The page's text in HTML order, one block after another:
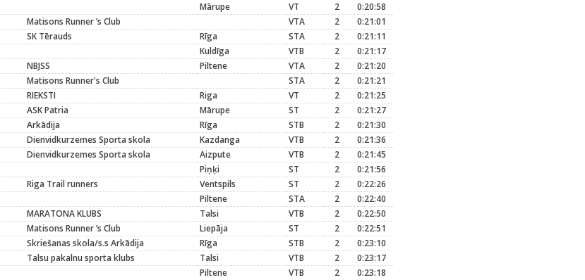
Mārupe VT 2
0:20:58
Matisons Runner ’s Club VTA 2
0:21:01
SK Tērauds Rīga STA 2
0:21:11
Kuldīga VTB 2
0:21:17
NBJSS Piltene VTA 2
0:21:20
Matisons Runner's Club STA 2
0:21:21
RIEKSTI Riga VT 2
0:21:25
ASK Patria Mārupe ST 2
0:21:27
Arkādija Rīga STB 2
0:21:30
Dienvidkurzemes Sporta skola Kazdanga VTB 2
0:21:36
Dienvidkurzemes Sporta skola Aizpute VTB 2
0:21:45
Piņķi ST 2
0:21:56
Riga Trail runners Ventspils ST 2
0:22:26
Piltene STA 2
0:22:40
MARATONA KLUBS Talsi VTB 2
0:22:50
Matisons Runner ’s Club Liepāja ST 2
0:22:51
Skriešanas skola/s.s Arkādija Rīga STB 2
0:23:10
Talsu pakalnu sporta klubs Talsi VTB 2
0:23:17
Piltene VTB 2
0:23:18